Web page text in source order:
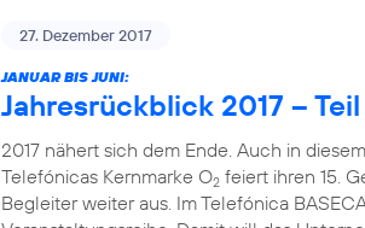
27. Dezember 2017
JANUAR BIS JUNI:
Jahresrückblick 2017 – Teil
2017 nähert sich dem Ende. Auch in
Telefónicas Kernmarke O2 feiert ihren 15.
Begleiter weiter aus. Im Telefónica